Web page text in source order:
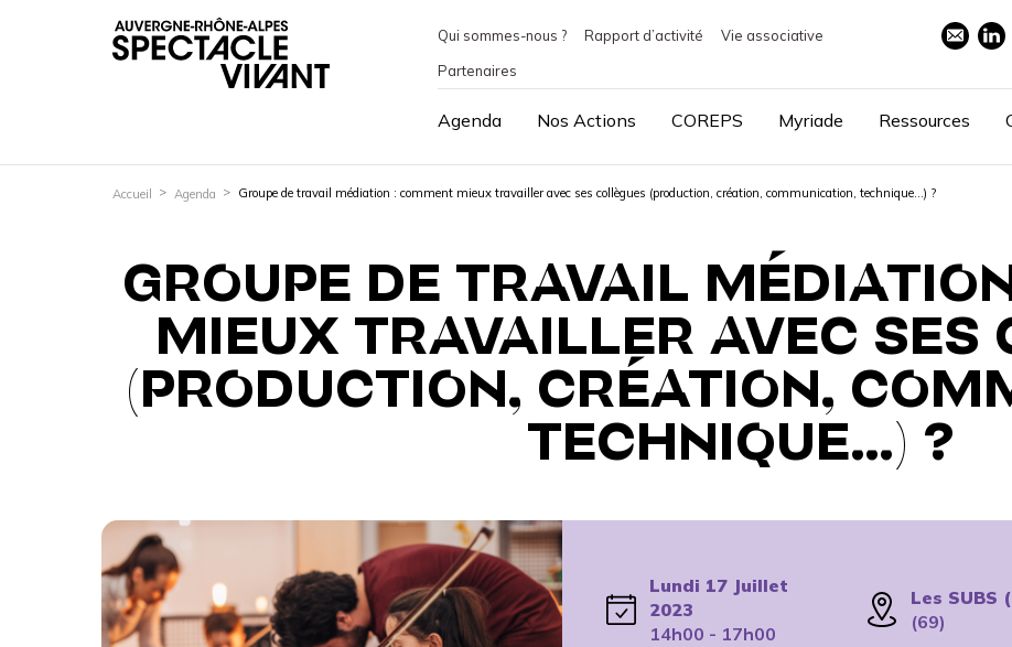
Qui sommes-nous ? Rapport d’activité
Vie associative
Partenaires
Agenda Nos Actions COREPS Myriade Ressources
Accueil Agenda Groupe de travail médiation : comment mieux travailler avec ses collègues (production, création, communication, technique…) ?
GROUPE DE TRAVAIL
MIEUX TRAVAILLER AVEC SES
(PRODUCTION, CRÉATION,
TECHNIQUE…) ?
Lundi 17 Juillet
2023
14h00 - 17h00
Les SUBS
(69)